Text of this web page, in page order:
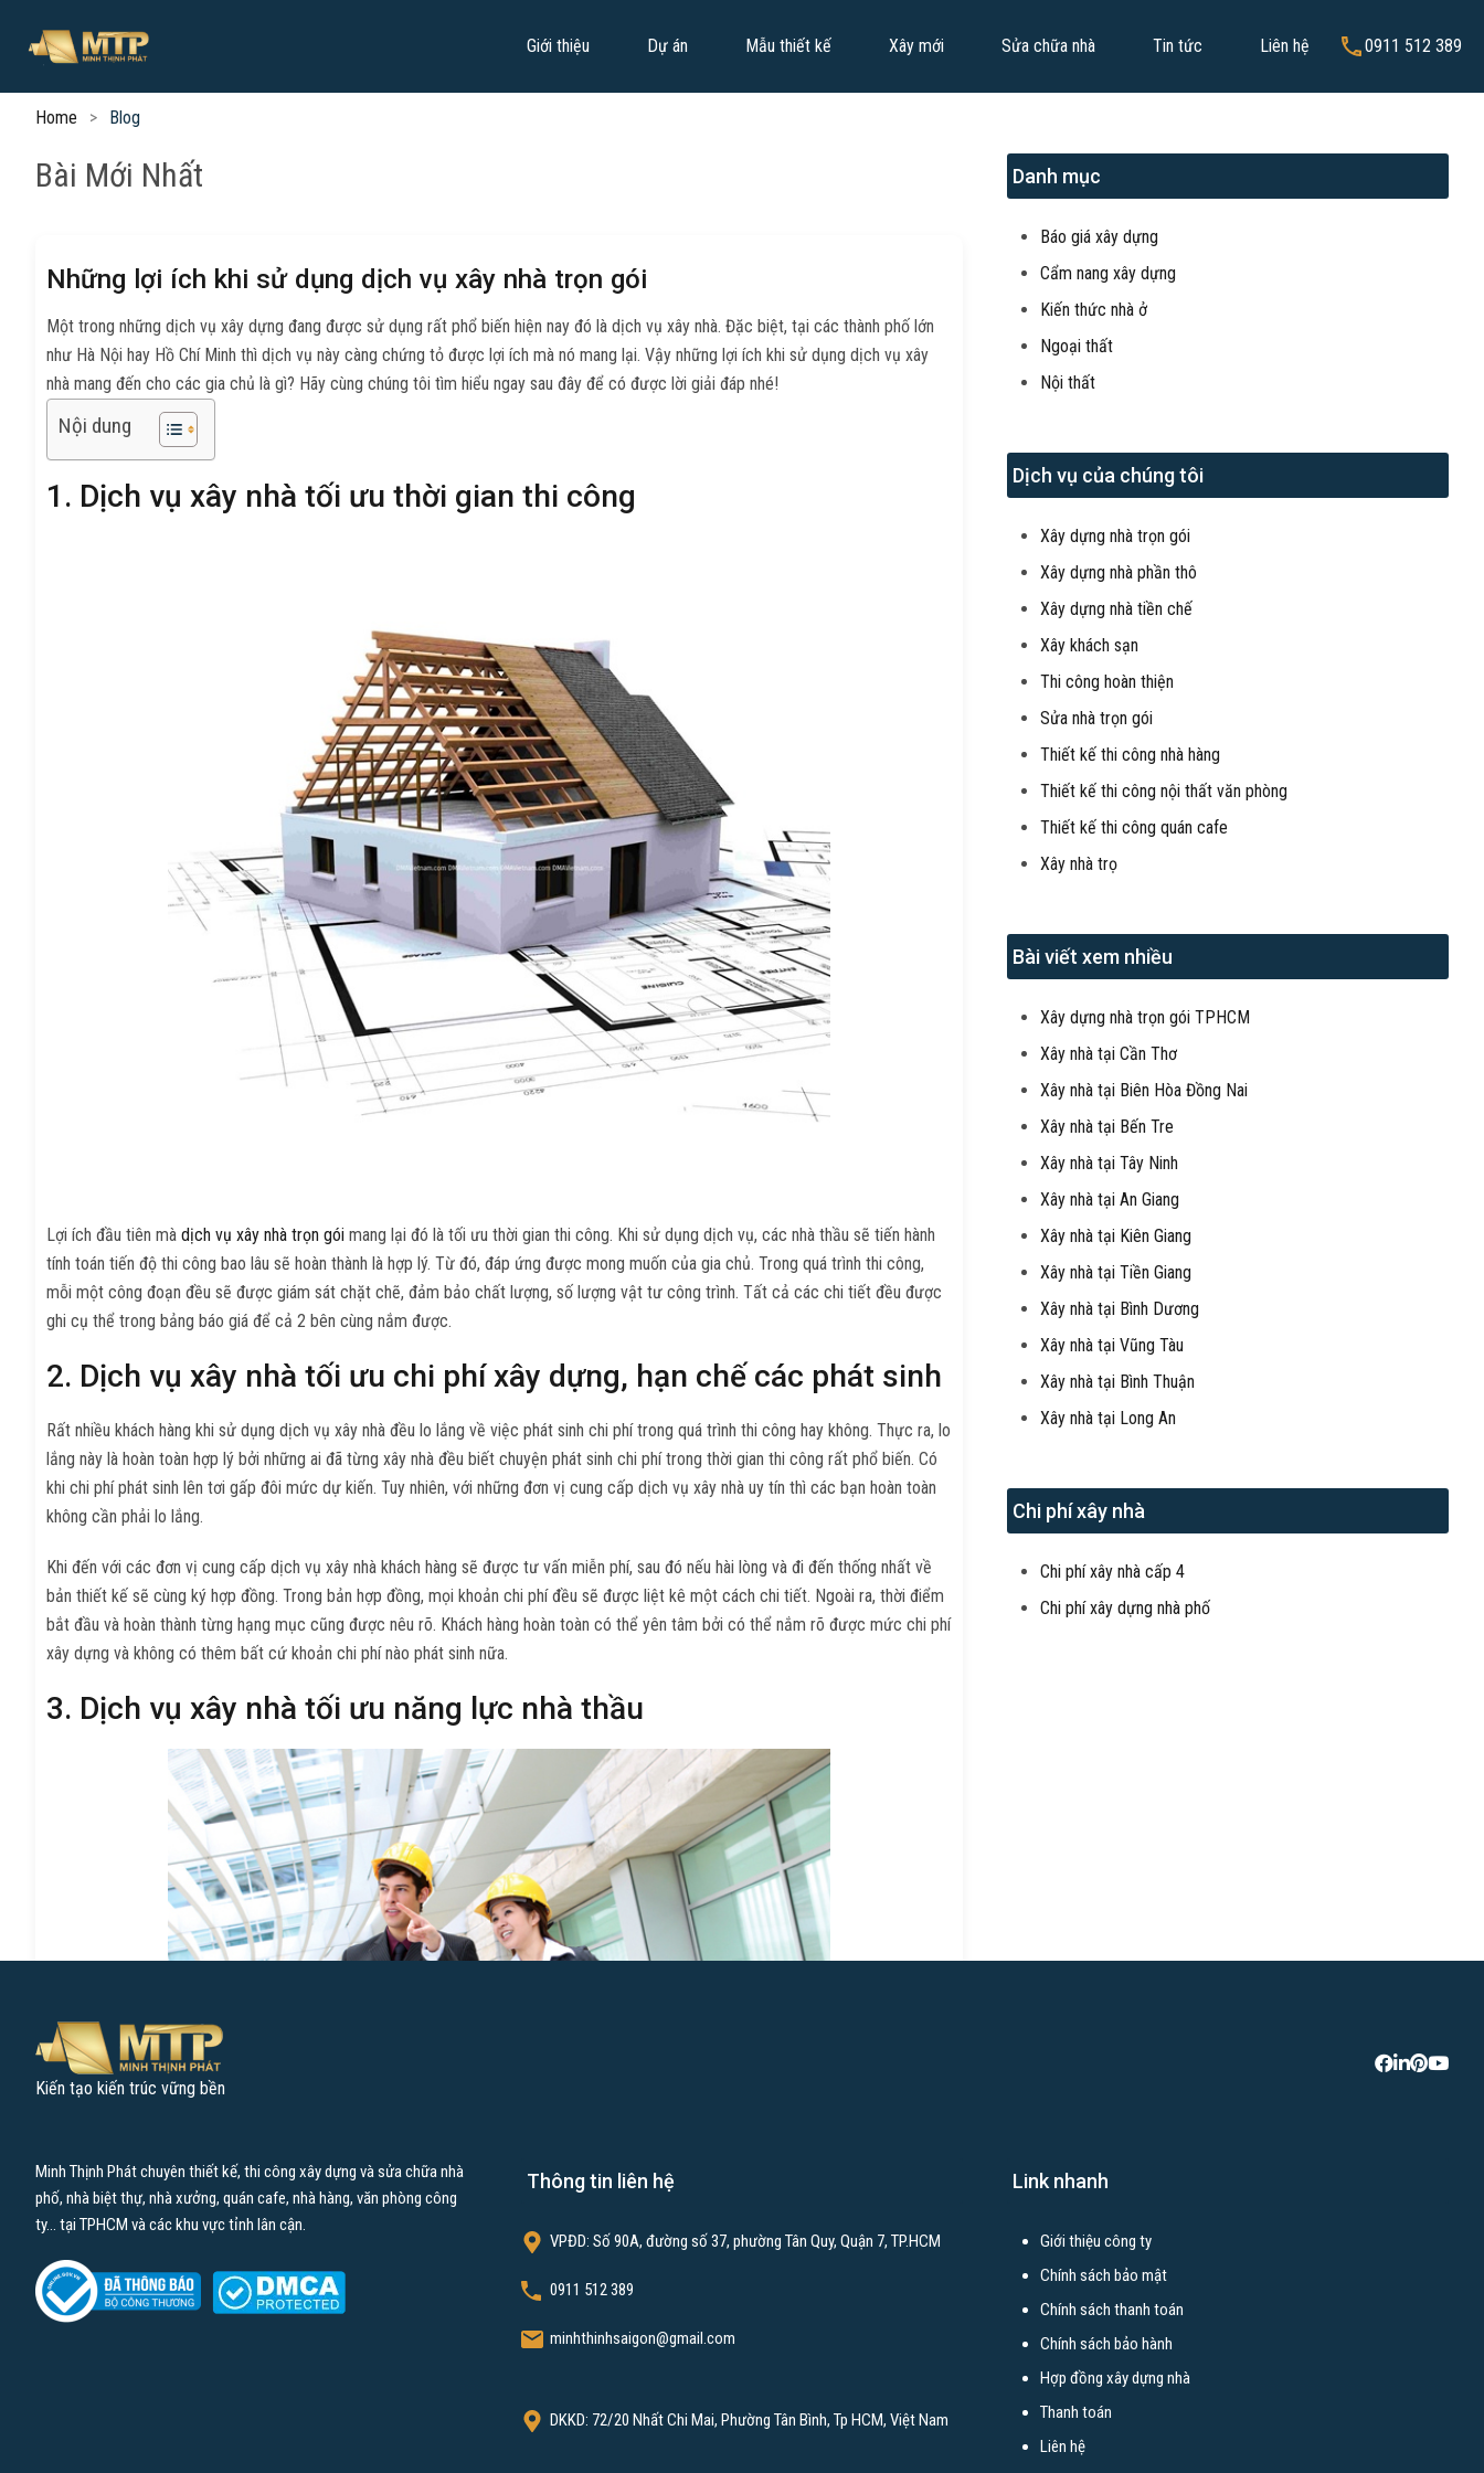
Giới thiệu Dự án Mẫu thiết kế Xây mới Sửa chữa nhà Tin tức Liên hệ 0911 512 389
Home Blog
Bài Mới Nhất
Những lợi ích khi sử dụng dịch vụ xây nhà trọn gói
Một trong những dịch vụ xây dựng đang được sử dụng rất phổ biến hiện nay đó là dịch vụ xây nhà. Đặc biệt, tại các thành phố lớn
như Hà Nội hay Hồ Chí Minh thì dịch vụ này càng chứng tỏ được lợi ích mà nó mang lại. Vậy những lợi ích khi sử dụng dịch vụ xây
nhà mang đến cho các gia chủ là gì? Hãy cùng chúng tôi tìm hiểu ngay sau đây để có được lời giải đáp nhé!
Nội dung
1. Dịch vụ xây nhà tối ưu thời gian thi công
Lợi ích đầu tiên mà dịch vụ xây nhà trọn gói mang lại đó là tối ưu thời gian thi công. Khi sử dụng dịch vụ, các nhà thầu sẽ tiến hành
tính toán tiến độ thi công bao lâu sẽ hoàn thành là hợp lý. Từ đó, đáp ứng được mong muốn của gia chủ. Trong quá trình thi công,
mỗi một công đoạn đều sẽ được giám sát chặt chẽ, đảm bảo chất lượng, số lượng vật tư công trình. Tất cả các chi tiết đều được
ghi cụ thể trong bảng báo giá để cả 2 bên cùng nắm được.
2. Dịch vụ xây nhà tối ưu chi phí xây dựng, hạn chế các phát sinh
Rất nhiều khách hàng khi sử dụng dịch vụ xây nhà đều lo lắng về việc phát sinh chi phí trong quá trình thi công hay không. Thực ra, lo
lắng này là hoàn toàn hợp lý bởi những ai đã từng xây nhà đều biết chuyện phát sinh chi phí trong thời gian thi công rất phổ biến. Có
khi chi phí phát sinh lên tơi gấp đôi mức dự kiến. Tuy nhiên, với những đơn vị cung cấp dịch vụ xây nhà uy tín thì các bạn hoàn toàn
không cần phải lo lắng.
Khi đến với các đơn vị cung cấp dịch vụ xây nhà khách hàng sẽ được tư vấn miễn phí, sau đó nếu hài lòng và đi đến thống nhất về
bản thiết kế sẽ cùng ký hợp đồng. Trong bản hợp đồng, mọi khoản chi phí đều sẽ được liệt kê một cách chi tiết. Ngoài ra, thời điểm
bắt đầu và hoàn thành từng hạng mục cũng được nêu rõ. Khách hàng hoàn toàn có thể yên tâm bởi có thể nắm rõ được mức chi phí
xây dựng và không có thêm bất cứ khoản chi phí nào phát sinh nữa.
3. Dịch vụ xây nhà tối ưu năng lực nhà thầu
Hầu hết các dịch vụ xây nhà ngày nay đều chỉ nhận tiền từ khách hàng sau khi đã xây dựng và bàn giao từng hạng mục công trình.
Khách hàng hoàn toàn không phải đóng tiền cọc. Chính vì lẽ đó mà các nhà thầu cũng nỗ lực hơn trong việc thi công và hoàn thiện
công trình, đảm bảo tiến độ bàn giao cho khách hàng. Đồng thời, khách hàng cũng không cảm thấy gánh nặng về kinh phí xây dựng.
khi quyết định lựa chọn công ty nào các bạn nên tìm hiểu rõ thông tin về công ty đó. Có thể tìm hiểu qua bạn bè, đồng nghiệp, người
Danh mục
Báo giá xây dựng
Cẩm nang xây dựng
Kiến thức nhà ở
Ngoại thất
Nội thất
Dịch vụ của chúng tôi
Xây dựng nhà trọn gói
Xây dựng nhà phần thô
Xây dựng nhà tiền chế
Xây khách sạn
Thi công hoàn thiện
Sửa nhà trọn gói
Thiết kế thi công nhà hàng
Thiết kế thi công nội thất văn phòng
Thiết kế thi công quán cafe
Xây nhà trọ
Bài viết xem nhiều
Xây dựng nhà trọn gói TPHCM
Xây nhà tại Cần Thơ
Xây nhà tại Biên Hòa Đồng Nai
Xây nhà tại Bến Tre
Xây nhà tại Tây Ninh
Xây nhà tại An Giang
Xây nhà tại Kiên Giang
Xây nhà tại Tiền Giang
Xây nhà tại Bình Dương
Xây nhà tại Vũng Tàu
Xây nhà tại Bình Thuận
Xây nhà tại Long An
Chi phí xây nhà
Chi phí xây nhà cấp 4
Chi phí xây dựng nhà phố
Kiến tạo kiến trúc vững bền
Minh Thịnh Phát chuyên thiết kế, thi công xây dựng và sửa chữa nhà
phố, nhà biệt thự, nhà xưởng, quán cafe, nhà hàng, văn phòng công
ty… tại TPHCM và các khu vực tỉnh lân cận.
Thông tin liên hệ
VPĐD: Số 90A, đường số 37, phường Tân Quy, Quận 7, TP.HCM
0911 512 389
minhthinhsaigon@gmail.com
DKKD: 72/20 Nhất Chi Mai, Phường Tân Bình, Tp HCM, Việt Nam
Link nhanh
Giới thiệu công ty
Chính sách bảo mật
Chính sách thanh toán
Chính sách bảo hành
Hợp đồng xây dựng nhà
Thanh toán
Liên hệ